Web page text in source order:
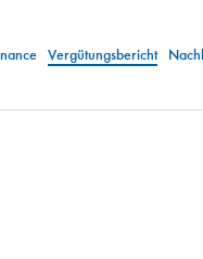
Vergütungsbericht